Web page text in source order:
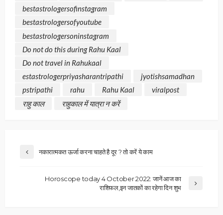
bestastrologersofinstagram
bestastrologersofyoutube
bestastrologersoninstagram
Do not do this during Rahu Kaal
Do not travel in Rahukaal
estastrologerpriyasharantripathi
jyotishsamadhan
pstripathi
rahu Rahu Kaal
viralpost
राहु काल
राहुकाल में यात्रा न करें
नकारात्मकत ऊर्जा करना चाहते है दूर ? तो करें ये काम
Horoscope today 4 October 2022: जानें आज का
राशिफल,इन जातकों का रहेगा दिन शुभ